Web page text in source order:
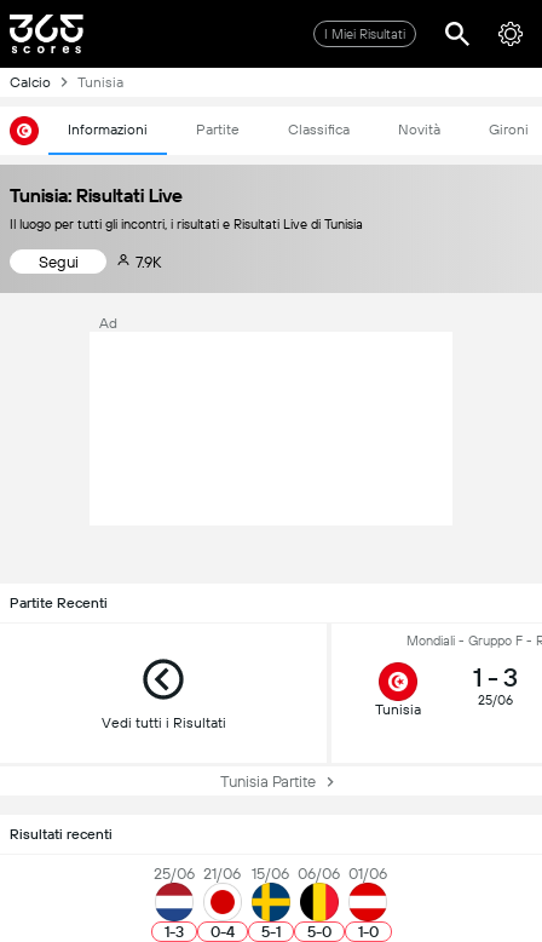
I Miei Risultati
Calcio Tunisia
Informazioni Partite Classifica Novità Gironi
Tunisia: Risultati Live
Il luogo per tutti gli incontri, i risultati e Risultati Live di Tunisia
Segui 7.9K
Ad
Partite Recenti
Vedi tutti i Risultati
Mondiali - Gruppo F -
Tunisia
1 - 3
25/06
Tunisia Partite
Risultati recenti
25/06
1-3
21/06
0-4
15/06
5-1
06/06
5-0
01/06
1-0